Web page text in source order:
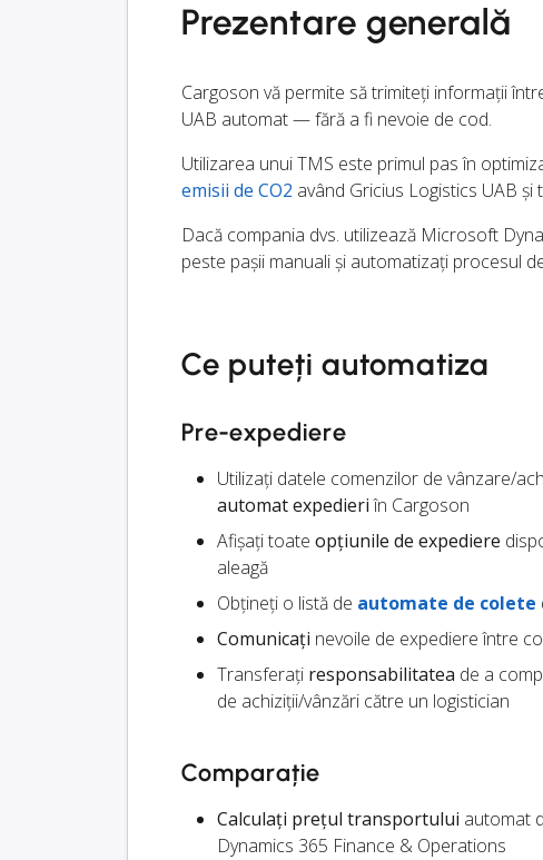
Prezentare generală
Cargoson vă permite să trimiteți informații
UAB automat — fără a fi nevoie de cod.
Utilizarea unui TMS este primul pas în
emisii de CO2 având Gricius Logistics UAB
Dacă compania dvs. utilizează Microsoft
peste pașii manuali și automatizați procesul
Ce puteți automatiza
Pre-expediere
Utilizați datele comenzilor de vânzare/
automat expedieriîn Cargoson
Afișați toate opțiunile de expediere
aleagă
Obțineți o listă de automate de colete
Comunicați nevoile de expediere între
Transferați responsabilitatea de a
de achiziții/vânzări către un logistician
Comparație
Calculați prețul transportului automat
Dynamics 365 Finance & Operations